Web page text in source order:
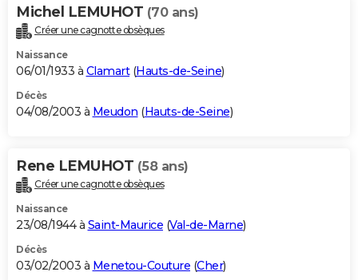
Michel LEMUHOT (70 ans)
Créer une cagnotte obsèques
Naissance
06/01/1933 à Clamart(Hauts-de-Seine)
Décès
04/08/2003 à Meudon (Hauts-de-Seine)
Rene LEMUHOT (58 ans)
Créer une cagnotte obsèques
Naissance
23/08/1944 à Saint-Maurice (Val-de-Marne)
Décès
03/02/2003 à Menetou-Couture (Cher)